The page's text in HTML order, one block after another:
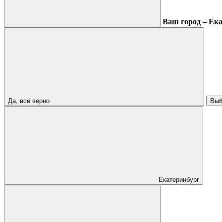
Ваш город –
Да, всё верно
Екатеринбург